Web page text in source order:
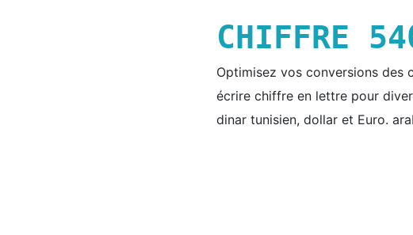
CHIFFRE
Optimisez vos conversions des
écrire chiffre en lettre pour
dinar tunisien, dollar et Euro.